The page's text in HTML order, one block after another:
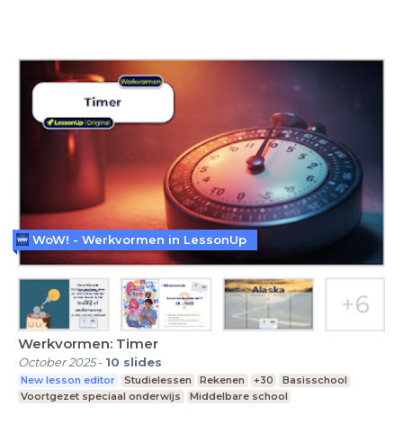
Werkvormen: Timer
October 2025- 10 slides
New lesson editor Studielessen Rekenen +30
Basisschool
Voortgezet speciaal onderwijs
Middelbare school
WoW! - Werkvormen in LessonUp